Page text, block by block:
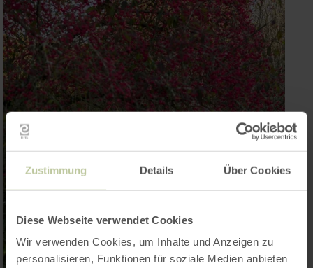
Zustimmung Details Über Cookies
Diese Webseite verwendet Cookies
Wir verwenden Cookies, um Inhalte und Anzeigen zu
personalisieren, Funktionen für soziale Medien anbieten